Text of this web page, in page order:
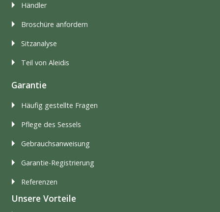
Händler
Broschüre anfordern
Sitzanalyse
Teil von Aleidis
Garantie
Häufig gestellte Fragen
Pflege des Sessels
Gebrauchsanweisung
Garantie-Registrierung
Referenzen
Unsere Vorteile